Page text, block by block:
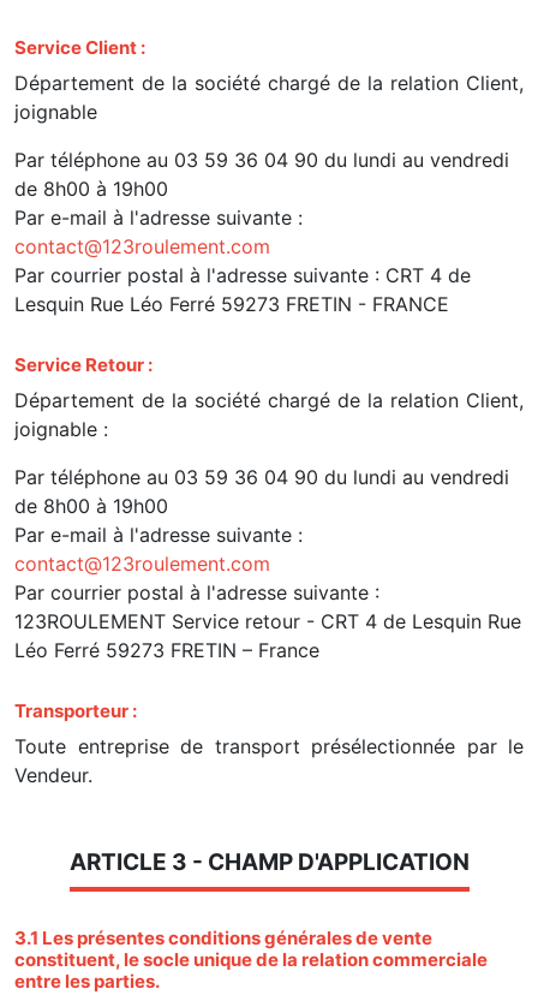
Service Client :
Département de la société chargé de la relation Client,
joignable
Par téléphone au 03 59 36 04 90 du lundi au vendredi
de 8h00 à 19h00
Par e-mail à l'adresse suivante :
contact@123roulement.com
Par courrier postal à l'adresse suivante : CRT 4 de
Lesquin Rue Léo Ferré 59273 FRETIN - FRANCE
Service Retour :
Département de la société chargé de la relation Client,
joignable :
Par téléphone au 03 59 36 04 90 du lundi au vendredi
de 8h00 à 19h00
Par e-mail à l'adresse suivante :
contact@123roulement.com
Par courrier postal à l'adresse suivante :
123ROULEMENT Service retour - CRT 4 de Lesquin Rue
Léo Ferré 59273 FRETIN – France
Transporteur :
Toute entreprise de transport présélectionnée par le
Vendeur.
ARTICLE 3 - CHAMP D'APPLICATION
3.1 Les présentesconditions générales de vente
constituent, le socle unique de la relation commerciale
entre les parties.